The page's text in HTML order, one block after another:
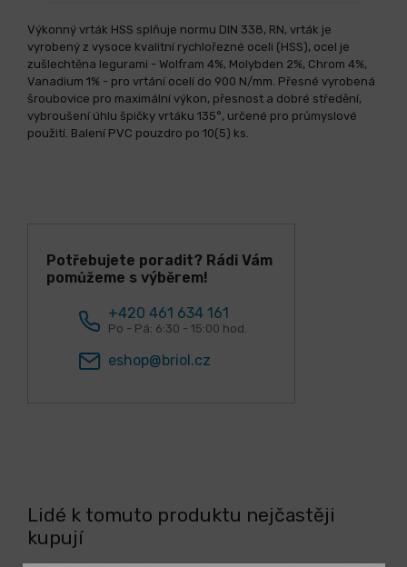
Výkonný vrták HSS splňuje normu DIN 338, RN, vrták je
vyrobený z vysoce kvalitní rychlořezné oceli (HSS), ocel je
zušlechtěna legurami - Wolfram 4%, Molybden 2%, Chrom 4%,
Vanadium 1% - pro vrtání ocelí do 900 N/mm. Přesné vyrobená
šroubovice pro maximální výkon, přesnost a dobré středění,
vybroušení úhlu špičky vrtáku 135°, určené pro průmyslové
použití. Balení PVC pouzdro po 10(5) ks.
Potřebujete poradit? Rádi Vám
pomůžeme s výběrem!
+420 461 634 161
Po - Pá: 6:30 - 15:00 hod.
eshop@briol.cz
Lidé k tomuto produktu nejčastěji
kupují